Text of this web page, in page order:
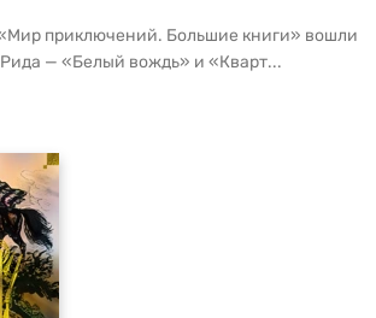
приключений. Большие книги» вошли
— «Белый вождь» и «Кварт...